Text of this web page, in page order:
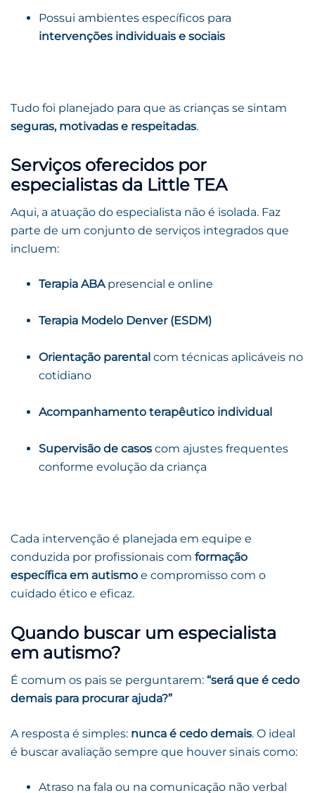
Possui ambientes específicos para
intervenções individuais e sociais
Tudo foi planejado para que as crianças se sintam
seguras, motivadas e respeitadas.
Serviços oferecidos por
especialistas da Little TEA
Aqui, a atuação do especialista não é isolada. Faz
parte de um conjunto de serviços integrados que
incluem:
Terapia ABApresencial e online
Terapia Modelo Denver (ESDM)
Orientação parental com técnicas aplicáveis no
cotidiano
Acompanhamento terapêutico individual
Supervisão de casos com ajustes frequentes
conforme evolução da criança
Cada intervenção é planejada em equipe e
conduzida por profissionais com formação
específica em autismo e compromisso com o
cuidado ético e eficaz.
Quando buscar um especialista
em autismo?
É comum os pais se perguntarem: “será que é cedo
demais para procurar ajuda?”
A resposta é simples: nunca é cedo demais. O ideal
é buscar avaliação sempre que houver sinais como:
Atraso na fala ou na comunicação não verbal